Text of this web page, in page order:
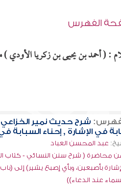
الفهرس
: ( أحمد بن يحيى بن زكريا الأودي )
شرح حديث نمير
في الإشارة , إحناء السبابة
عبد المحسن العباد
محاضرة ( شرح سنن النسائي - كتاب
بأصبعين، وبأي إصبع يشير) إلى
عند الدعاء))